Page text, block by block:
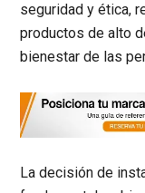
seguridad y ética,
productos de alto
bienestar de las
La decisión de